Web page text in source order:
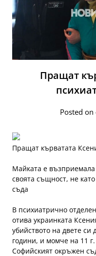
Пращат
Posted
Пращат кърватата
Майката е
своята същност, не
съда
В психиатрично
отива украинката
убийството на двете
години, и момче на 11
Софийският окръжен